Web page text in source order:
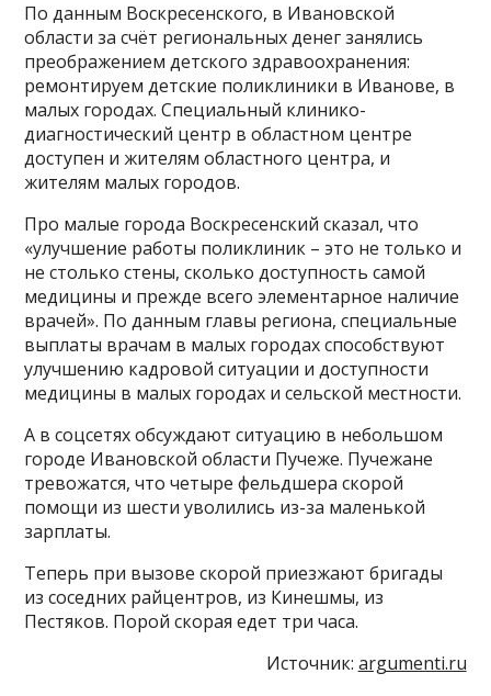
По данным Воскресенского, в Ивановской
области за счёт региональных денег занялись
преображением детского здравоохранения:
ремонтируем детские поликлиники в Иванове, в
малых городах. Специальный клинико-
диагностический центр в областном центре
доступен и жителям областного центра, и
жителям малых городов.
Про малые города Воскресенский сказал, что
«улучшение работы поликлиник – это не только и
не столько стены, сколько доступность самой
медицины и прежде всего элементарное наличие
врачей». По данным главы региона, специальные
выплаты врачам в малых городах способствуют
улучшению кадровой ситуации и доступности
медицины в малых городах и сельской местности.
А в соцсетях обсуждают ситуацию в небольшом
городе Ивановской области Пучеже. Пучежане
тревожатся, что четыре фельдшера скорой
помощи из шести уволились из-за маленькой
зарплаты.
Теперь при вызове скорой приезжают бригады
из соседних райцентров, из Кинешмы, из
Пестяков. Порой скорая едет три часа.
Источник: argumenti.ru